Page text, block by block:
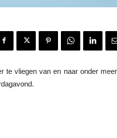
te vliegen van en naar onder